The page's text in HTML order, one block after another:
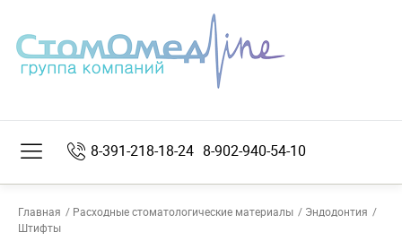
8-391-218-18-24 8-902-940-54-10
Главная Расходные стоматологические материалы
Эндодонтия
Штифты